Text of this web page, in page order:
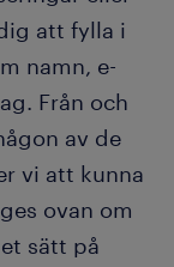
att fylla i
namn, e-
Från och
av de
vi att kunna
ovan om
sätt på